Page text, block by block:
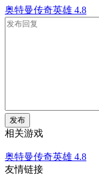
奥特曼传奇英雄 4.8
发布
相关游戏
奥特曼传奇英雄 4.8
友情链接